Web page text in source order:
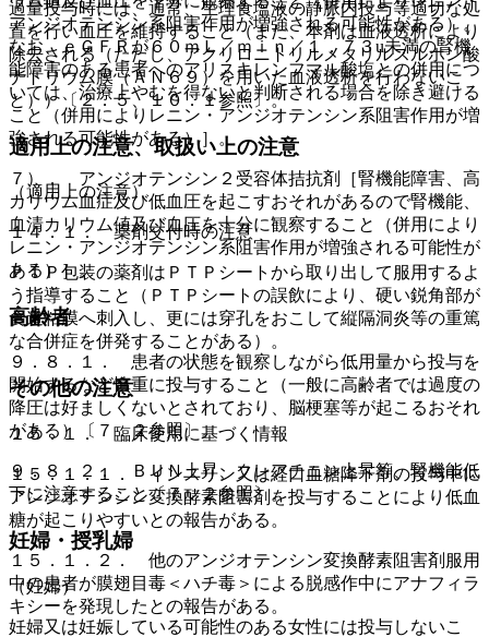
過量投与時には、通常、生理食塩液の静脈内投与等適切な処
置を行い血圧を維持すること（また、本剤は血液透析により
除去される（ただし、アクリロニトリルメタリルスルホン酸
ナトリウム膜（ＡＮ６９）を用いた血液透析を行わないこ
と））〔２．５、１０．１参照〕。
適用上の注意、取扱い上の注意
（適用上の注意）
１４．１． 薬剤交付時の注意
ＰＴＰ包装の薬剤はＰＴＰシートから取り出して服用するよ
う指導すること（ＰＴＰシートの誤飲により、硬い鋭角部が
食道粘膜へ刺入し、更には穿孔をおこして縦隔洞炎等の重篤
な合併症を併発することがある）。
その他の注意
１５．１． 臨床使用に基づく情報
１５．１．１． インスリン又は経口血糖降下剤の投与中に
アンジオテンシン変換酵素阻害剤を投与することにより低血
糖が起こりやすいとの報告がある。
１５．１．２． 他のアンジオテンシン変換酵素阻害剤服用
中の患者が膜翅目毒＜ハチ毒＞による脱感作中にアナフィラ
キシーを発現したとの報告がある。
アンジオテンシン系阻害作用が増強される可能性がある）。
なお、ｅＧＦＲが６０ｍＬ／ｍｉｎ／１．７３u未満の腎機
能障害のある患者へのアリスキレンフマル酸塩との併用につ
いては、治療上やむを得ないと判断される場合を除き避ける
こと（併用によりレニン・アンジオテンシン系阻害作用が増
強される可能性がある）］。
７）． アンジオテンシン２受容体拮抗剤［腎機能障害、高
カリウム血症及び低血圧を起こすおそれがあるので腎機能、
血清カリウム値及び血圧を十分に観察すること（併用により
レニン・アンジオテンシン系阻害作用が増強される可能性が
ある）］。
高齢者
９．８．１． 患者の状態を観察しながら低用量から投与を
開始するなど慎重に投与すること（一般に高齢者では過度の
降圧は好ましくないとされており、脳梗塞等が起こるおそれ
がある）〔７．２参照〕。
９．８．２． ＢＵＮ上昇、クレアチニン上昇等、腎機能低
下に注意すること〔７．２参照〕。
妊婦・授乳婦
（妊婦）
妊婦又は妊娠している可能性のある女性には投与しないこ